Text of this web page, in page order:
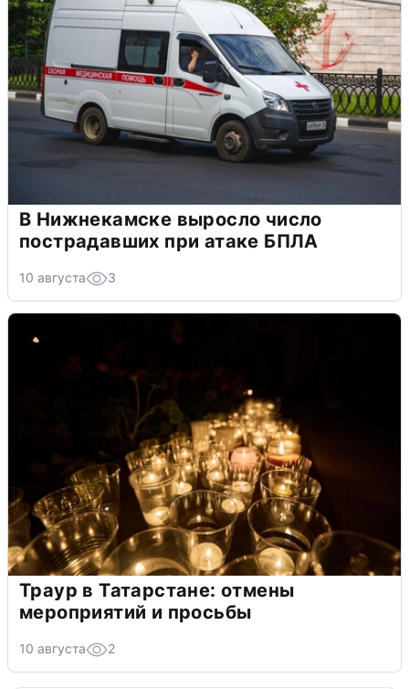
В Нижнекамске выросло число
пострадавших при атаке БПЛА
10 августа 3
Траур в Татарстане: отмены
мероприятий и просьбы
10 августа 2